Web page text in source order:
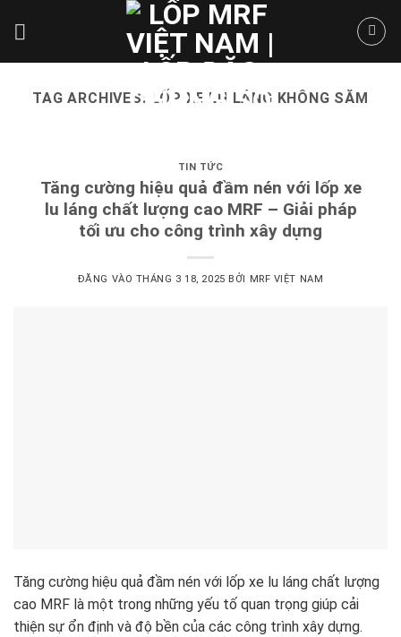
TAG ARCHIVES: LỐP XE LU LÁNG KHÔNG SĂM
TIN TỨC
Tăng cường hiệu quả đầm nén với lốp xe
lu láng chất lượng cao MRF – Giải pháp
tối ưu cho công trình xây dựng
ĐĂNG VÀO THÁNG 3 18, 2025 BỞI MRF VIỆT NAM
Tăng cường hiệu quả đầm nén với lốp xe lu láng chất lượng
cao MRF là một trong những yếu tố quan trọng giúp cải
thiện sự ổn định và độ bền của các công trình xây dựng.